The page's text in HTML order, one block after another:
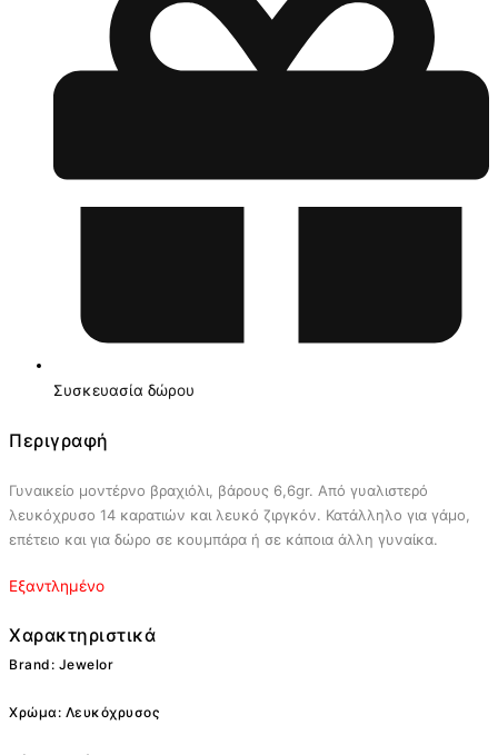
Συσκευασία δώρου
Περιγραφή
Γυναικείο μοντέρνο βραχιόλι, βάρους 6,6gr. Από γυαλιστερό
λευκόχρυσο 14 καρατιών και λευκό ζιργκόν. Κατάλληλο για γάμο,
επέτειο και για δώρο σε κουμπάρα ή σε κάποια άλλη γυναίκα.
Εξαντλημένο
Χαρακτηριστικά
Brand: Jewelor
Χρώμα: Λευκόχρυσος